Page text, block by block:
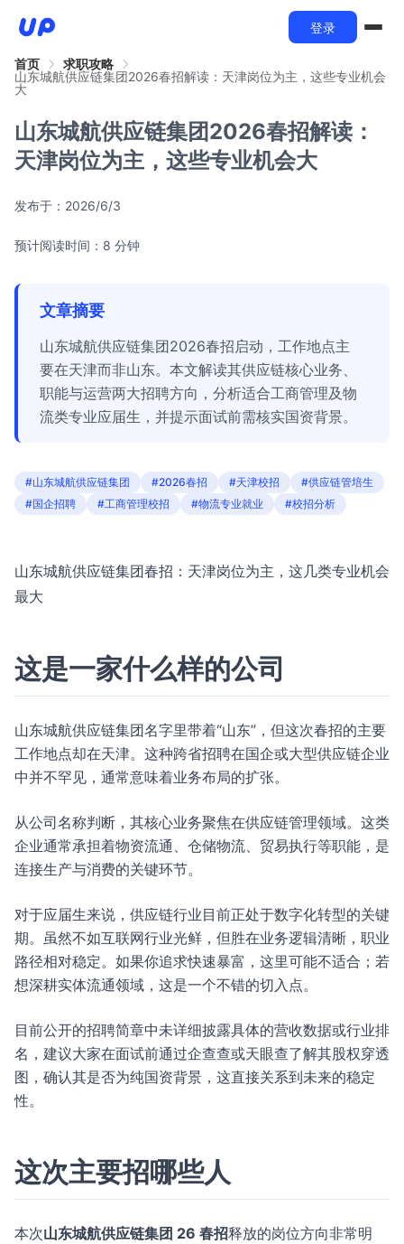
登录
首页
求职攻略
山东城航供应链集团2026春招解读：天津岗位为主，这些专业机会
大
山东城航供应链集团2026春招解读：
天津岗位为主，这些专业机会大
发布于： 2026/6/3
预计阅读时间：8 分钟
文章摘要
山东城航供应链集团2026春招启动，工作地点主
要在天津而非山东。本文解读其供应链核心业务、
职能与运营两大招聘方向，分析适合工商管理及物
流类专业应届生，并提示面试前需核实国资背景。
#山东城航供应链集团 #2026春招 #天津校招
#供应链管培生
#国企招聘
#工商管理校招 #物流专业就业 #校招分析
山东城航供应链集团春招：天津岗位为主，这几类专业机会
最大
这是一家什么样的公司
山东城航供应链集团名字里带着“山东”，但这次春招的主要
工作地点却在天津。这种跨省招聘在国企或大型供应链企业
中并不罕见，通常意味着业务布局的扩张。
从公司名称判断，其核心业务聚焦在供应链管理领域。这类
企业通常承担着物资流通、仓储物流、贸易执行等职能，是
连接生产与消费的关键环节。
对于应届生来说，供应链行业目前正处于数字化转型的关键
期。虽然不如互联网行业光鲜，但胜在业务逻辑清晰，职业
路径相对稳定。如果你追求快速暴富，这里可能不适合；若
想深耕实体流通领域，这是一个不错的切入点。
目前公开的招聘简章中未详细披露具体的营收数据或行业排
名，建议大家在面试前通过企查查或天眼查了解其股权穿透
图，确认其是否为纯国资背景，这直接关系到未来的稳定
性。
这次主要招哪些人
本次山东城航供应链集团 26 春招释放的岗位方向非常明